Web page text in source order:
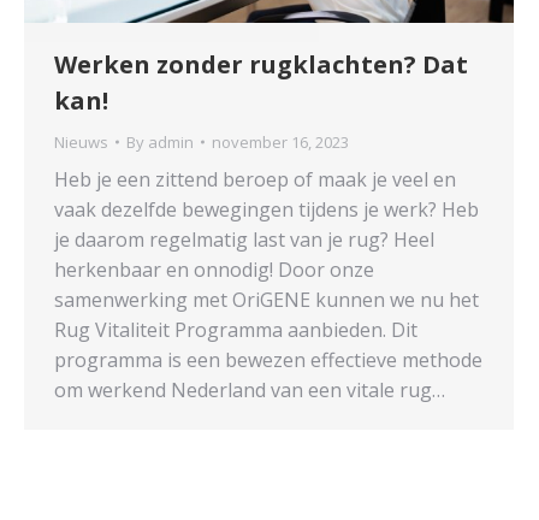
Werken zonder rugklachten? Dat
kan!
Nieuws By admin november 16, 2023
Heb je een zittend beroep of maak je veel en
vaak dezelfde bewegingen tijdens je werk? Heb
je daarom regelmatig last van je rug? Heel
herkenbaar en onnodig! Door onze
samenwerking met OriGENE kunnen we nu het
Rug Vitaliteit Programma aanbieden. Dit
programma is een bewezen effectieve methode
om werkend Nederland van een vitale rug…